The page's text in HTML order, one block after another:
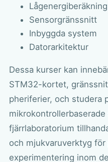
Lågenergiberäkning
Sensorgränssnitt
Inbyggda system
Datorarkitektur
Dessa kurser kan
STM32-kortet,
pheriferier, och studera
fjärrlaboratorium
och mjukvaruverktyg
experimentering inom